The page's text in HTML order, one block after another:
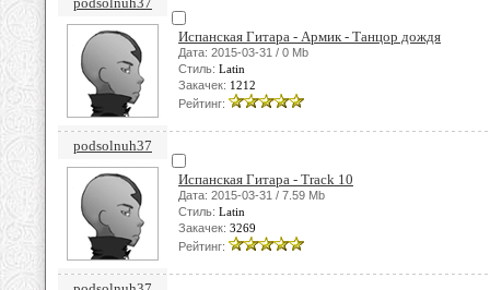
Испанская Гитара - Армик - Танцор дождя
Дата: 2015-03-31 / 0 Mb
Стиль: Latin
Закачек: 1212
Рейтинг:
podsolnuh37
Испанская Гитара - Track 10
Дата: 2015-03-31 / 7.59 Mb
Стиль: Latin
Закачек: 3269
Рейтинг: